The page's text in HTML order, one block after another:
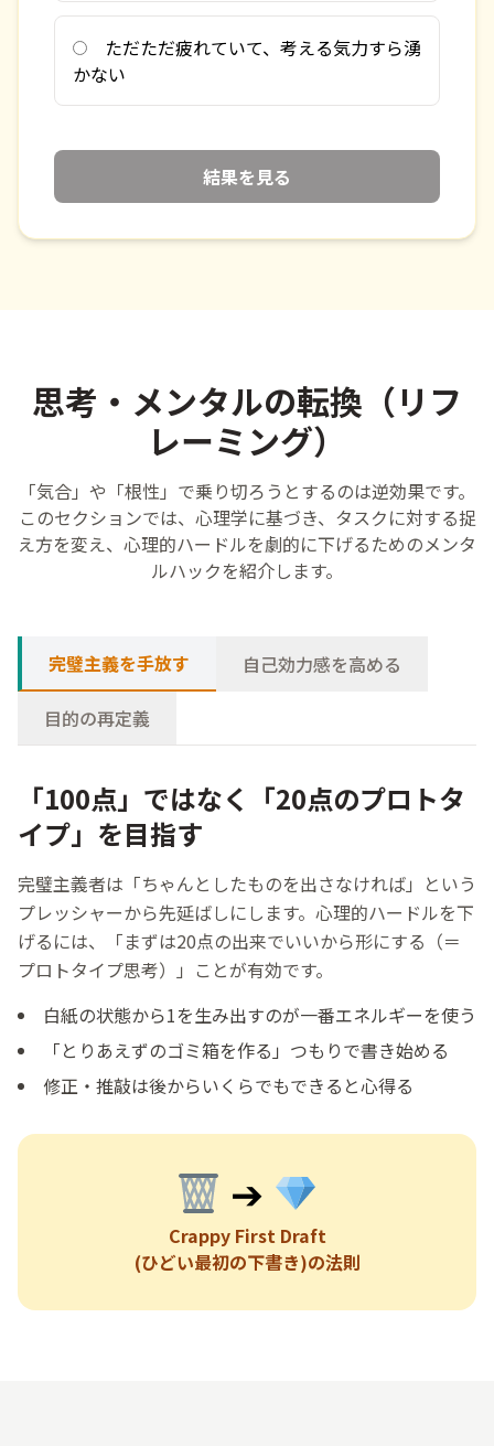
かない
結果を見る
思考・メンタルの転換（リフ
レーミング）
「気合」や「根性」で乗 り切ろうとするのは逆効果です。
このセクションでは、 心理学に基づき、タスクに対する捉
え方を変え、 心理的ハードルを劇的に下げるためのメンタ
ルハックを紹介します。
完璧主義を手放す 自己効力感を高める
目的の再定義
「100点」ではなく「20点のプロトタ
イプ」を目指す
完璧主義者は「ちゃんとしたものを出さなければ」という
プレッシャーから先延ばしにします。 心理的ハードルを下
げるには、「まずは20点の出来でいいから形にする（＝
プロトタイプ思考）」ことが有効です。
白紙の状態から1を生み出すのが一番エネルギーを使う
「とりあえずのゴミ箱を作る」つもりで書き始める
修正 ・ 推敲は後からいくらでもできると心得る
➔
Crappy First Draft
(ひどい最初の下書き)の法則